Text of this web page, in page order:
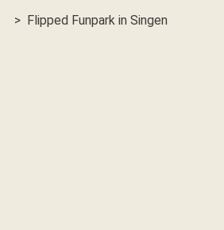
Flipped Funpark in Singen